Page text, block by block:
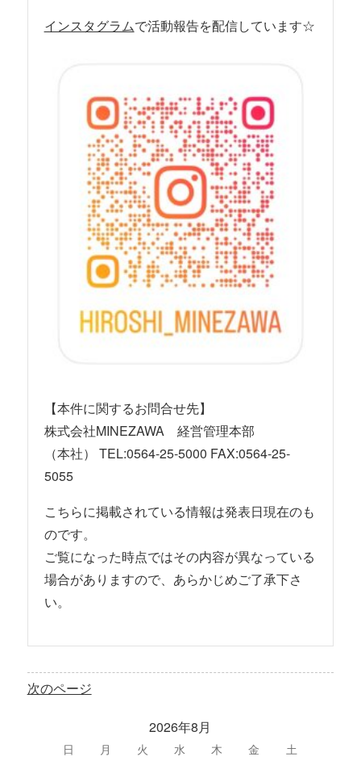
インスタグラムで活動報告を配信しています☆
【本件に関するお問合せ先】
株式会社MINEZAWA 経営管理本部
（本社） TEL:0564-25-5000 FAX:0564-25-
5055
こちらに掲載されている情報は発表日現在のも
のです。
ご覧になった時点ではその内容が異なっている
場合がありますので、あらかじめご了承下さ
い。
次のページ
2026年8月
日 月 火 水 木 金 土